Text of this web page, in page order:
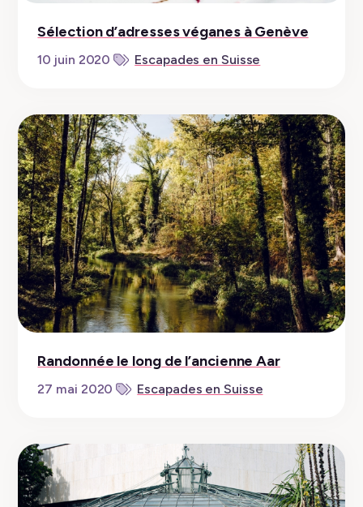
Sélection d’adresses véganes à Genève
10 juin 2020 Escapades en Suisse
Randonnée le long de l’ancienne Aar
27 mai 2020 Escapades en Suisse